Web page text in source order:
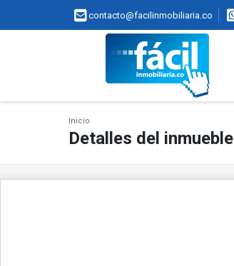
contacto@facilinmobiliaria.co
Inicio
Detalles del inmueble